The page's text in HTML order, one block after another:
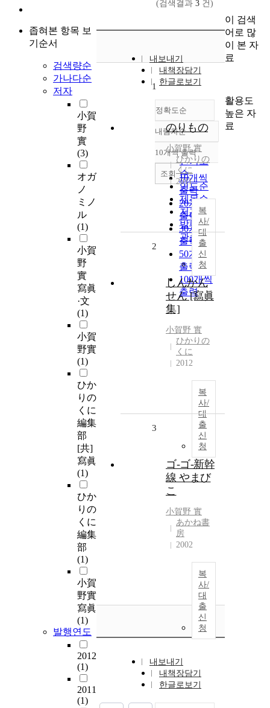
좁혀본 항목 보
기순서
검색량순
가나다순
저자
小賀
野
實
(3)
オガ
ノ
ミノ
ル
(1)
小賀
野
實
寫眞
·文
(1)
小賀
野實
(1)
ひか
りの
くに
編集
部
[共]
寫眞
(1)
ひか
りの
くに
編集
部
(1)
小賀
野實
寫眞
(1)
발행연도
2012
(1)
2011
(1)
(검색결과 3 건)
내보내기
내책장담기
한글로보기
정확도순
정확도
순
인기도
순
연도순
제목순
저자순
발행기
관순
내림차순
내림차순
10개씩 출력
10개씩
출력
20개씩
출력
30개씩
출력
50개씩
출력
100개씩
출력
조회
1
のりもの
小賀野 實
ひかりの
くに
2011
복
사/
대
출
신
청
2
しんかん
せん [寫眞
集]
小賀野 實
ひかりの
くに
2012
복
사/
대
출
신
청
3
ゴ-ゴ-新幹
線 やまび
こ
小賀野 實
あかね書
房
2002
복
사/
대
출
신
청
내보내기
내책장담기
한글로보기
이 검색
어로 많
이 본 자
료
활용도
높은 자
료